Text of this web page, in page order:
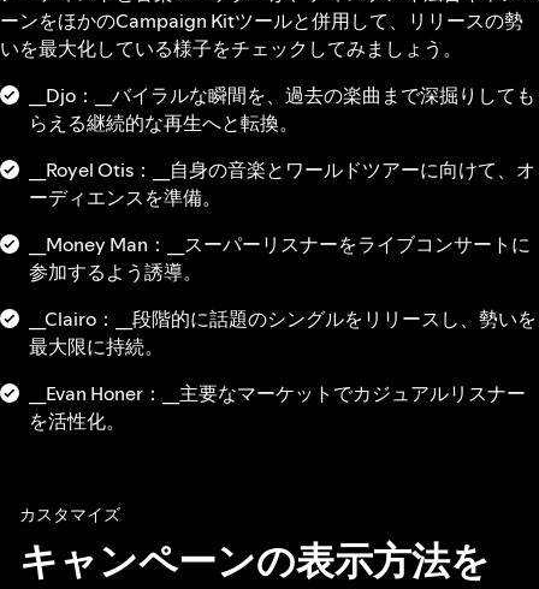
ーンをほかのCampaign Kitツールと併用して、リリースの勢
いを最大化している様子をチェックしてみましょう。
__Djo：__バイラルな瞬間を、過去の楽曲まで深掘りしても
らえる継続的な再生へと転換。
__Royel Otis：__自身の音楽とワールドツアーに向けて、オ
ーディエンスを準備。
__Money Man：__スーパーリスナーをライブコンサートに
参加するよう誘導。
__Clairo：__段階的に話題のシングルをリリースし、勢いを
最大限に持続。
__Evan Honer：__主要なマーケットでカジュアルリスナー
を活性化。
カスタマイズ
キャンペーンの表示方法を